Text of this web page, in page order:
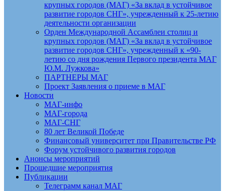
крупных городов (МАГ) «За вклад в устойчивое
развитие городов СНГ», учрежденный к 25-летию
деятельности организации
Орден Международной Ассамблеи столиц и
крупных городов (МАГ) «За вклад в устойчивое
развитие городов СНГ», учрежденный к «90-
летию со дня рождения Первого президента МАГ
Ю.М. Лужкова»
ПАРТНЕРЫ МАГ
Проект Заявления о приеме в МАГ
Новости
МАГ-инфо
МАГ-города
МАГ-СНГ
80 лет Великой Победе
Финансовый университет при Правительстве РФ
Форум устойчивого развития городов
Анонсы мероприятий
Прошедшие мероприятия
Публикации
Телеграмм канал МАГ